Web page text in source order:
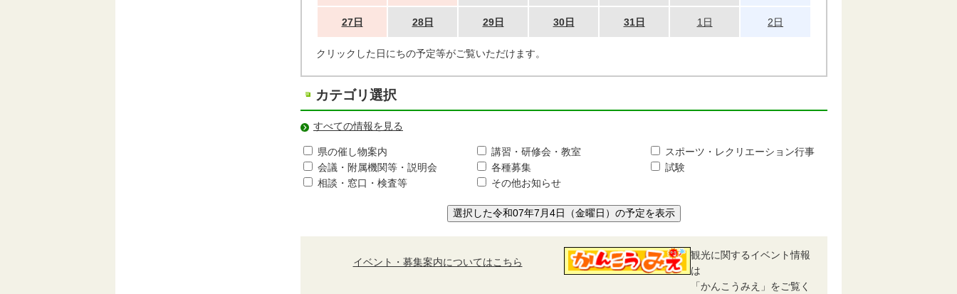
27日 28日 29日 30日 31日 1日 2日
クリックした日にちの予定等がご覧いただけます。
カテゴリ選択
すべての情報を見る
県の催し物案内 講習・研修会・教室
スポーツ・レクリエーション行事
会議・附属機関等・説明会
各種募集
試験
相談・窓口・検査等
その他お知らせ
選択した令和07年7月4日（金曜日）の予定を表示
イベント・募集案内についてはこちら
観光に関するイベント情報
は
「かんこうみえ」をご覧く